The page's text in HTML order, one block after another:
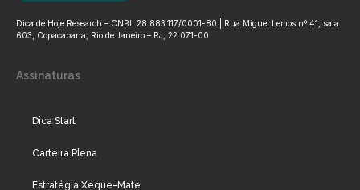
Dica de Hoje Research – CNPJ: 28.883.117/0001-80 | Rua Miguel Lemos nº 41, sala
603, Copacabana, Rio de Janeiro – RJ, 22.071-00
Assinaturas
Dica Start
Carteira Plena
Estratégia Xeque-Mate